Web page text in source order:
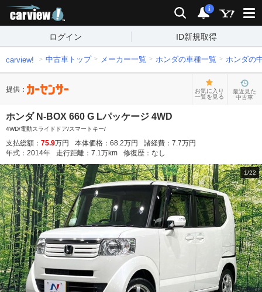
検索 通知
i
ログイン ID新規取得
carview! 中古車トップ メーカー一覧 ホンダの車種一覧 ホンダの
提供：
お気に入り
一覧を見る
最近見た
中古車
ホンダ N-BOX 660 G Lパッケージ 4WD
4WD/電動スライドドア/スマートキー/
支払総額： 75.9万円 本体価格： 68.2万円 諸経費： 7.7万円
年式： 2014年 走行距離： 7.1万km 修復歴： なし
1/22